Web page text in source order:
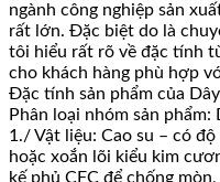
ngành công nghiệp sản
rất lớn. Đặc biệt do là
tôi hiểu rất rõ về đặc tính
cho khách hàng phù hợp
Đặc tính sản phẩm của
Phân loại nhóm sản
1./ Vật liệu: Cao su – có
hoặc xoắn lõi kiểu kim
kế phủ CFC để chống